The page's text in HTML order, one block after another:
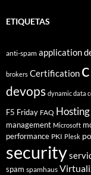
ETIQUETAS
anti-spam application
brokers Certification
devops dynamic data
F5 Friday FAQ Hosting
management Microsoft
performance PKI Plesk
security
spam spamhaus